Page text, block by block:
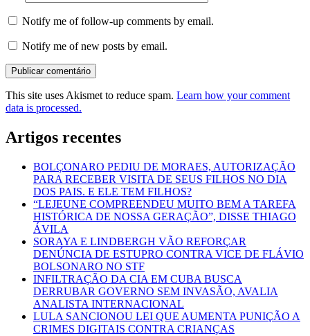
Notify me of follow-up comments by email.
Notify me of new posts by email.
This site uses Akismet to reduce spam. Learn how your comment
data is processed.
Artigos recentes
BOLÇONARO PEDIU DE MORAES, AUTORIZAÇÃO
PARA RECEBER VISITA DE SEUS FILHOS NO DIA
DOS PAIS. E ELE TEM FILHOS?
“LEJEUNE COMPREENDEU MUITO BEM A TAREFA
HISTÓRICA DE NOSSA GERAÇÃO”, DISSE THIAGO
ÁVILA
SORAYA E LINDBERGH VÃO REFORÇAR
DENÚNCIA DE ESTUPRO CONTRA VICE DE FLÁVIO
BOLSONARO NO STF
INFILTRAÇÃO DA CIA EM CUBA BUSCA
DERRUBAR GOVERNO SEM INVASÃO, AVALIA
ANALISTA INTERNACIONAL
LULA SANCIONOU LEI QUE AUMENTA PUNIÇÃO A
CRIMES DIGITAIS CONTRA CRIANÇAS